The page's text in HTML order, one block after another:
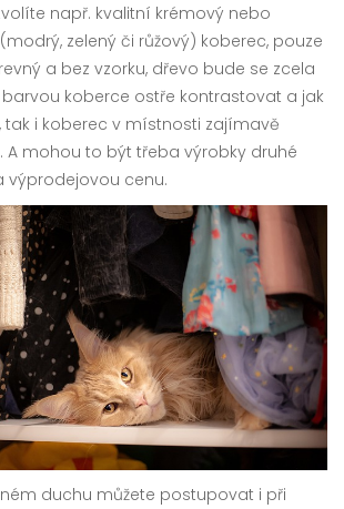
např. kvalitní krémový nebo
zelený či růžový) koberec, pouze
a bez vzorku, dřevo bude se zcela
koberce ostře kontrastovat a jak
tak i koberec v místnosti zajímavě
A mohou to být třeba výrobky druhé
výprodejovou cenu.
duchu můžete postupovat i při